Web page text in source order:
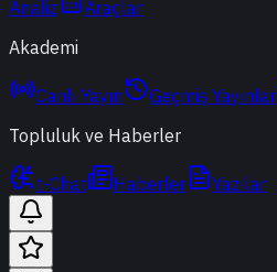
Analiz
Araçlar
Akademi
Canlı Yayın Geçmiş Yayınlar
Topluluk ve Haberler
t-Chat Haberler Yazılar